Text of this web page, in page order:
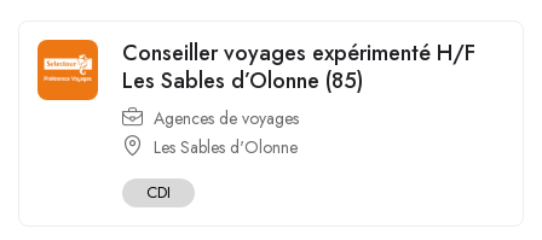
Conseiller voyages expérimenté H/F
Les Sables d’Olonne (85)
Agences de voyages
Les Sables d'Olonne
CDI